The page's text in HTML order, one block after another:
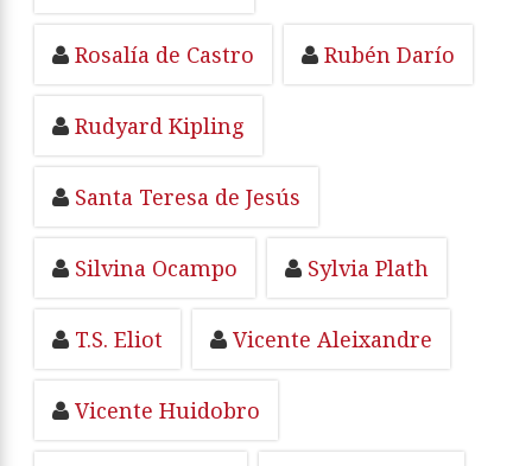
Rosalía de Castro Rubén Darío
Rudyard Kipling
Santa Teresa de Jesús
Silvina Ocampo Sylvia Plath
T.S. Eliot Vicente Aleixandre
Vicente Huidobro